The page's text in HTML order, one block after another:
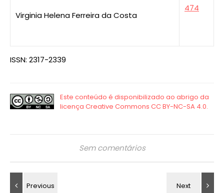
Virginia Helena Ferreira da Costa
474
ISSN: 2317-2339
Sem comentários